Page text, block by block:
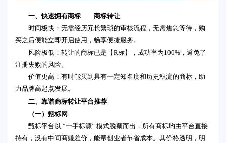
一、快速拥有商标——商标转让
时间极快：无需经历冗长繁琐的审核流程，无需焦急等待，购
买之后便能立即开启使用，畅享便捷服务。
风险极低：转让的商标已是【R标】，成功率为100%，避免了
注册失败的风险。
价值更高：有时能买到具有一定知名度和历史积淀的商标，助
力品牌高起点发展。
二、靠谱商标转让平台推荐
（一）甄标网
甄标平台以 “一手标源” 模式脱颖而出，所有商标均由平台直接
持有，没有中间商赚差价，能帮创业者节省成本。其价格透明，明